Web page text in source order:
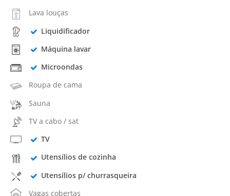
Lava louças
Liquidificador
Máquina lavar
Microondas
Roupa de cama
Sauna
TV a cabo / sat
TV
Utensílios de cozinha
Utensílios p/ churrasqueira
Vagas cobertas